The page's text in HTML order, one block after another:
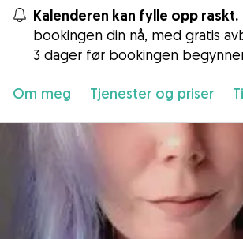
Kalenderen kan fylle opp raskt.
bookingen din nå, med gratis
3 dager før bookingen
Om meg Tjenester og priser